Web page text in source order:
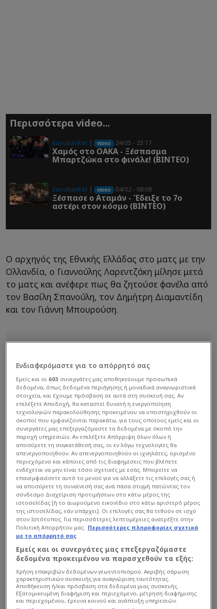
Περισσότερα video...
Eurobasket | VIDEO 24/05 - 23:17
Χαμός στο ΟΑΚΑ - Ξέσπασμα
Μπαρτζώκα στο φινάλε! (ΒΙΝΤΕΟ)
Eurobasket | VIDEO 04/02 - 08:08
Ξέσπασε o Αταμάν - Έδειξε το 7ο
αστέρι στον κόσμο (ΒΙΝΤΕΟ)
Ο αρχηγός της Εθνικής Ελλάδας στο ματς με την
Ολλανδία, ο Γιαννούλης Λαρεντζάκη μίλησε μετά
το ματς και ανέφερε πως θα ζητούσε φανέλα από
τον Βασίλη Σπανούλη, τον Δημήτρη Διαμαντίδη
και τον Γιάννη Μπουρούση.
Ενδιαφερόμαστε για το απόρρητό σας
Εμείς και οι 603 συνεργάτες μας αποθηκεύουμε προσωπικά
δεδομένα, όπως δεδομένα περιήγησης ή μοναδικά αναγνωριστικά
στοιχεία, και έχουμε πρόσβαση σε αυτά στη συσκευή σας. Αν
επιλέξετε Αποδοχή, θα καταστεί δυνατή η ενεργοποίηση
τεχνολογιών παρακολούθησης προκειμένου να υποστηριχθούν οι
σκοποί που εμφανίζονται παρακάτω, για τους οποίους εμείς και οι
συνεργάτες μας επεξεργαζόμαστε τα δεδομένα με σκοπό την
παροχή υπηρεσιών. Αν επιλέξετε Απόρριψη όλων όλων ή
αποσύρετε τη συγκατάθεσή σας, οι εν λόγω τεχνολογίες θα
απενεργοποιηθούν. Αν απενεργοποιηθούν οι ιχνηλάτες, ορισμένο
περιεχόμενο και κάποιες από τις διαφημίσεις που βλέπετε
ενδέχεται να μην είναι τόσο σχετικές με εσάς. Μπορείτε να
επανεμφανίσετε αυτό το μενού για να αλλάξετε τις επιλογές σας ή
να αποσύρετε τη συναίνεσή σας ανά πάσα στιγμή πατώντας τον
σύνδεσμο Διαχείριση προτιμήσεων στο κάτω μέρος της
ιστοσελίδας [ή το αιωρούμενο εικονίδιο στο κάτω αριστερό μέρος
της ιστοσελίδας, εάν υπάρχει]. Οι επιλογές σας θα τεθούν σε ισχύ
στον Ιστότοπος. Για περισσότερες λεπτομέρειες ανατρέξτε στην
Πολιτική Απορρήτου μας. Περισσότερες πληροφορίες σχετικά
με το απόρρητό σας
Εμείς και οι συνεργάτες μας επεξεργαζόμαστε
δεδομένα προκειμένου να παρασχεθούν τα εξής:
Χρήση επακριβών δεδομένων γεωεντοπισμού. Ακριβής σάρωση
χαρακτηριστικών συσκευής για αναγνώριση ταυτότητας.
Αποθήκευση ή/και πρόσβαση στα δεδομένα μιας συσκευής.
Εξατομικευμένη διαφήμιση και περιεχόμενο, μέτρηση διαφήμισης
και περιεχομένου, έρευνα κοινού και ανάπτυξη υπηρεσιών.